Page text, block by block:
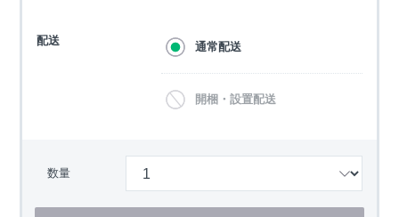
配送 通常配送
開梱・設置配送
数量